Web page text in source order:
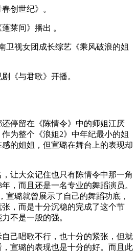
创世纪》。
莱间》播出 。
卫视女团成长综艺《乘风破浪的姐
《与君歌》开播。
停留在《陈情令》中的师姐江厌
为整个《浪姐2》中年纪最小的姐
的姐姐，但宣璐在舞台上的表现却
让大众记住也只有陈情令中那一角
，而且还是一名专业的舞蹈演员。
宣璐就曾展示了自己的舞蹈功底，
，而是十分沉稳的完成了这个节
不是一般的强。
己唱歌不行，也十分的紧张，但就
宣璐的表现也是十分的好。而且此